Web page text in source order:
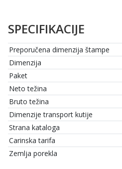
SPECIFIKACIJE
Preporučena dimenzija štampe
Dimenzija
Paket
Neto težina
Bruto težina
Dimenzije transport kutije
Strana kataloga
Carinska tarifa
Zemlja porekla